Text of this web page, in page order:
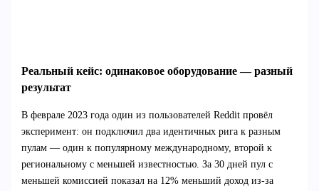
Реальный кейс: одинаковое оборудование — разный
результат
В феврале 2023 года один из пользователей Reddit провёл
эксперимент: он подключил два идентичных рига к разным
пулам — один к популярному международному, второй к
региональному с меньшей известностью. За 30 дней пул с
меньшей комиссией показал на 12% меньший доход из-за